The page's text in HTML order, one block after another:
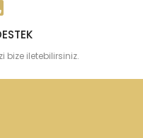
bize iletebilirsiniz.